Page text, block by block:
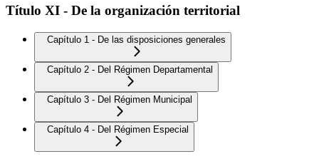
Título XI - De la organización territorial
Capítulo 1 - De las disposiciones generales
Capítulo 2 - Del Régimen Departamental
Capítulo 3 - Del Régimen Municipal
Capítulo 4 - Del Régimen Especial